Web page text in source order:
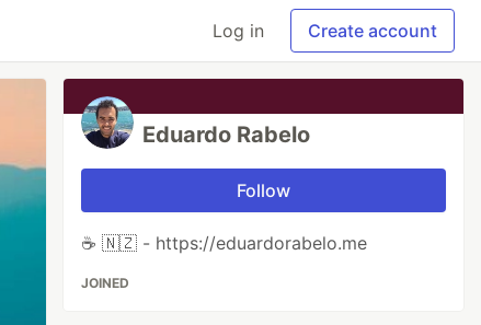
Log in Create account
Eduardo Rabelo
Follow
☕ 🇳🇿 - https://eduardorabelo.me
JOINED